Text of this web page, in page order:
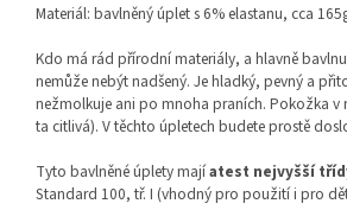
Materiál: bavlněný úplet s 6% elastanu, cca
Kdo má rád přírodní materiály, a hlavně
nemůže nebýt nadšený. Je hladký, pevný a
nežmolkuje ani po mnoha praních. Pokožka v
ta citlivá). V těchto úpletech budete prostě
Tyto bavlněné úplety majíatest nejvyšší
Standard 100, tř. I (vhodný pro použití i pro